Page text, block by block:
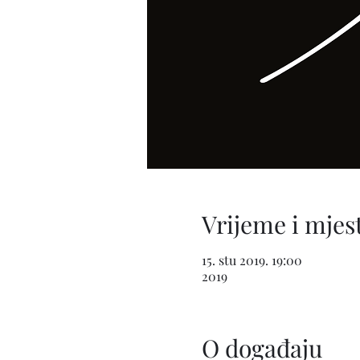
Vrijeme i
15. stu 2019. 19:00
2019
O događaju